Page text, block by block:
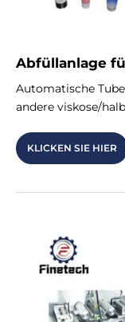
Abfüllanlage
Automatische
andere viskose/
KLICKEN SIE HIER